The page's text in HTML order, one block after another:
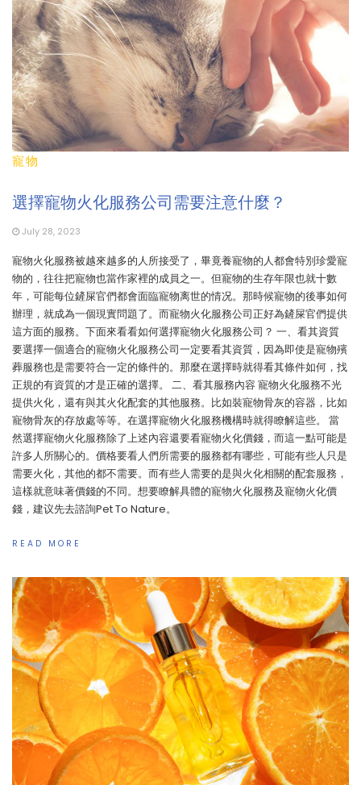
寵物
選擇寵物火化服務公司需要注意什麼？
July 28, 2023
寵物火化服務被越來越多的人所接受了，畢竟養寵物的人都會特別珍愛寵
物的，往往把寵物也當作家裡的成員之一。但寵物的生存年限也就十數
年，可能每位鏟屎官們都會面臨寵物离世的情况。那時候寵物的後事如何
辦理，就成為一個現實問題了。而寵物火化服務公司正好為鏟屎官們提供
這方面的服務。下面來看看如何選擇寵物火化服務公司？ 一、看其資質
要選擇一個適合的寵物火化服務公司一定要看其資質，因為即使是寵物殯
葬服務也是需要符合一定的條件的。那麼在選擇時就得看其條件如何，找
正規的有資質的才是正確的選擇。 二、看其服務內容 寵物火化服務不光
提供火化，還有與其火化配套的其他服務。比如裝寵物骨灰的容器，比如
寵物骨灰的存放處等等。在選擇寵物火化服務機構時就得瞭解這些。 當
然選擇寵物火化服務除了上述內容還要看寵物火化價錢，而這一點可能是
許多人所關心的。價格要看人們所需要的服務都有哪些，可能有些人只是
需要火化，其他的都不需要。而有些人需要的是與火化相關的配套服務，
這樣就意味著價錢的不同。想要瞭解具體的寵物火化服務及寵物火化價
錢，建议先去諮詢Pet To Nature。
READ MORE